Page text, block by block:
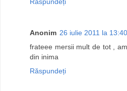
Răspundeți
Anonim 26 iulie 2011 la 13:40
frateee mersii mult de tot ,
din inima
Răspundeți